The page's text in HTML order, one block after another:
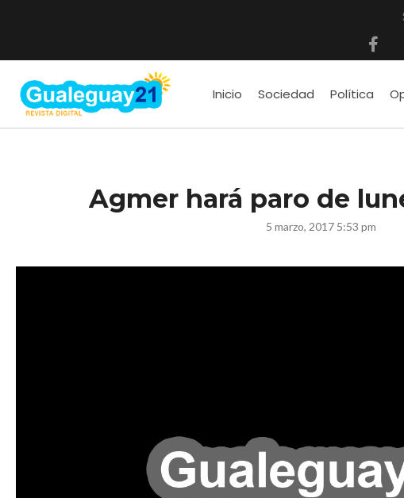
Inicio Sociedad Política
Agmer hará paro de
5 marzo, 2017 5:53 pm